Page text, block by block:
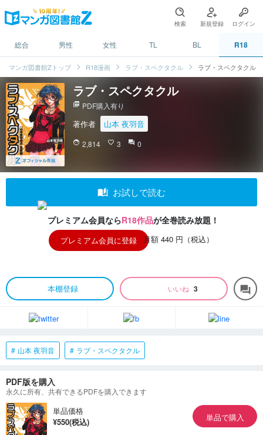
検索 新規登録 ログイン
総合 男性 女性 TL BL R18
マンガ図書館Zトップ R18漫画 ラブ・スペクタクル ラブ・スペクタクル
ラブ・スペクタクル
picture_as_pdf PDF購入有り
著作者 山本 夜羽音
face 2,814 favorite_border 3 question_answer 0
auto_stories お試しで読む
プレミアム会員ならR18作品が全巻読み放題！
プレミアム会員に登録 月額 440 円（税込）
本棚登録 いいね 3 forum
山本 夜羽音 ラブ・スペクタクル
PDF版を購入
永久に所有、共有できるPDFを購入できます
単品価格
¥550(税込)
単品で購入